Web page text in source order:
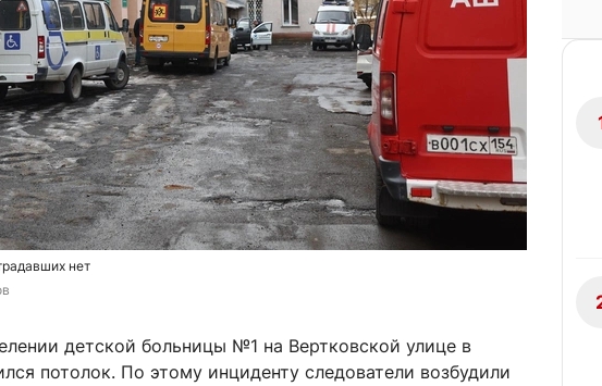
нет
детской больницы №1 на Вертковской улице в
потолок. По этому инциденту следователи возбудили